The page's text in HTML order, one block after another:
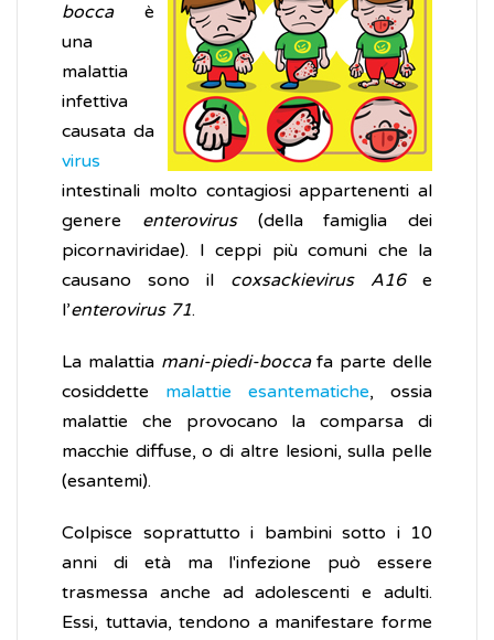
boccaè
una
malattia
infettiva
causata da
virus
intestinali molto contagiosi appartenenti al
genere enterovirus (della famiglia dei
picornaviridae). I ceppi più comuni che la
causano sono il coxsackievirus A16e
l’enterovirus 71.
La malattia mani-piedi-boccafa parte delle
cosiddette malattie esantematiche, ossia
malattie che provocano la comparsa di
macchie diffuse, o di altre lesioni, sulla pelle
(esantemi).
Colpisce soprattutto i bambini sotto i 10
anni di età ma l'infezione può essere
trasmessa anche ad adolescenti e adulti.
Essi, tuttavia, tendono a manifestare forme